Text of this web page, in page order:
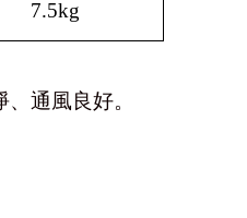
7.5kg
通風良好。